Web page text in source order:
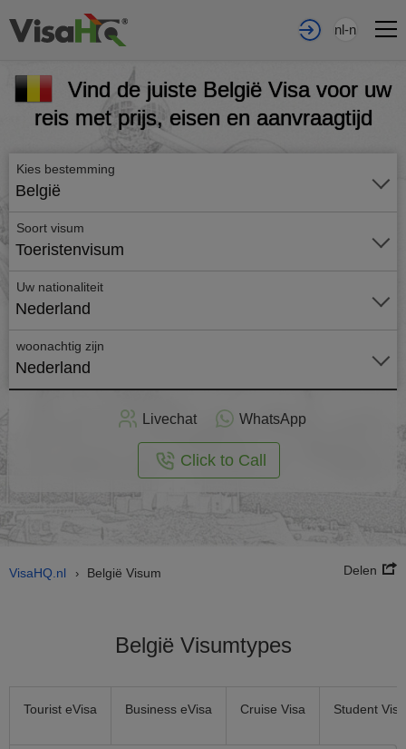
nl-nl
Vind de juiste België Visa voor uw
reis met prijs, eisen en aanvraagtijd
Kies bestemming
België
Soort visum
Toeristenvisum
Uw nationaliteit
Nederland
woonachtig zijn
Nederland
Livechat WhatsApp
Click to Call
VisaHQ.nl › België Visum Delen
België Visumtypes
Tourist eVisa Business eVisa Cruise Visa Student Visa